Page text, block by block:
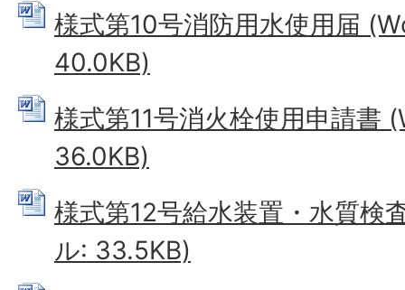
様式第10号消防用水使用届
40.0KB)
様式第11号消火栓使用申請書
36.0KB)
様式第12号給水装置・水質検
ル: 33.5KB)